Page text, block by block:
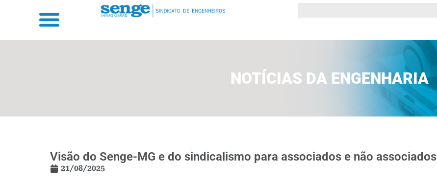
NOTÍCIAS DA ENGENHARIA
Visão do Senge-MG e do sindicalismo para associados e não associados
21/08/2025